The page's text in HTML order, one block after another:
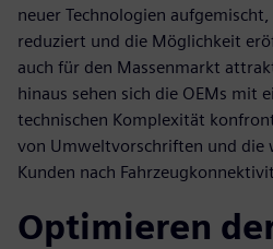
neuer Technologien
reduziert und die Möglichkeit
auch für den Massenmarkt
hinaus sehen sich die OEMs mit
technischen Komplexität
von Umweltvorschriften und die
Kunden nach
Optimieren